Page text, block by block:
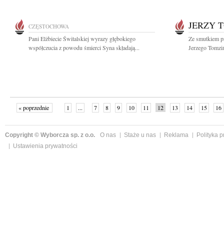
CZĘSTOCHOWA
Pani Elżbiecie Świtalskiej wyrazy głębokiego
współczucia z powodu śmierci Syna składają...
JERZY
Ze smutkiem
Jerzego
« poprzednie 1 ... 7 8 9 10 11 12 13 14 15 16
Copyright © Wyborcza sp. z o.o. O nas Staże u nas Reklama
Polityka
Ustawienia prywatności